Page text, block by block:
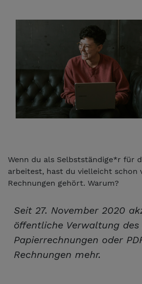
Wenn du als Selbstständige*r für
arbeitest, hast du vielleicht schon
Rechnungen gehört. Warum?
Seit 27. November 2020
öffentliche Verwaltung des
Papierrechnungen oder
Rechnungen mehr.